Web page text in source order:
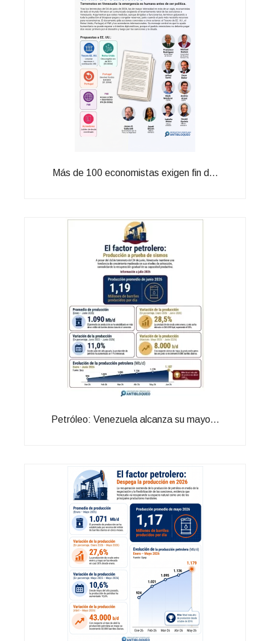
Más de 100 economistas exigen fin d...
Petróleo: Venezuela alcanza su mayo...